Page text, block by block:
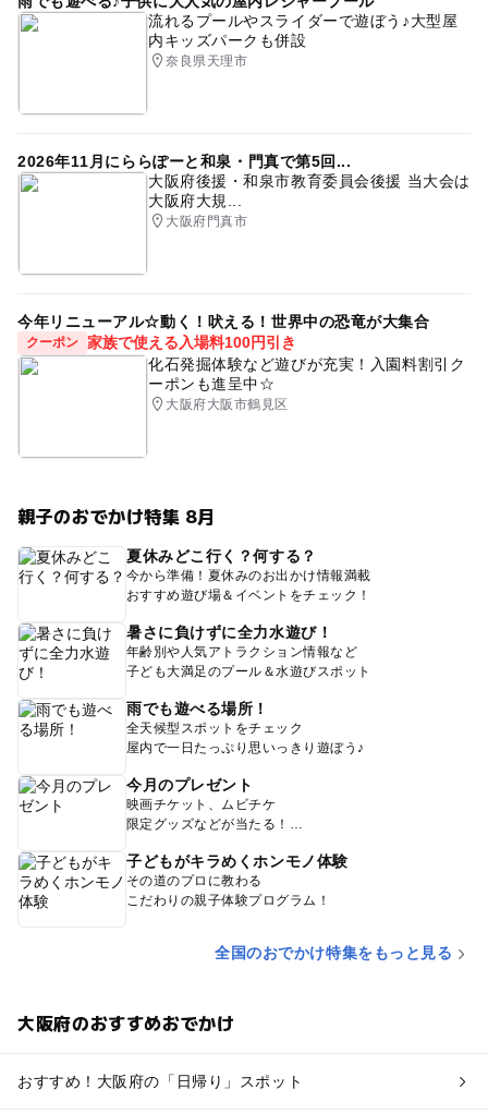
流れるプールやスライダーで遊ぼう♪大型屋
内キッズパークも併設
奈良県天理市
2026年11月にららぽーと和泉・門真で第5回...
大阪府後援・和泉市教育委員会後援 当大会は
大阪府大規...
大阪府門真市
今年リニューアル☆動く！吠える！世界中の恐竜が大集合
クーポン 家族で使える入場料100円引き
化石発掘体験など遊びが充実！入園料割引ク
ーポンも進呈中☆
大阪府大阪市鶴見区
親子のおでかけ特集 8月
夏休みどこ行く？何する？
今から準備！夏休みのお出かけ情報満載
おすすめ遊び場＆イベントをチェック！
暑さに負けずに全力水遊び！
年齢別や人気アトラクション情報など
子ども大満足のプール＆水遊びスポット
雨でも遊べる場所！
全天候型スポットをチェック
屋内で一日たっぷり思いっきり遊ぼう♪
今月のプレゼント
映画チケット、ムビチケ
限定グッズなどが当たる！
子どもがキラめくホンモノ体験
その道のプロに教わる
こだわりの親子体験プログラム！
全国のおでかけ特集をもっと見る
大阪府のおすすめおでかけ
おすすめ！大阪府の「日帰り」スポット